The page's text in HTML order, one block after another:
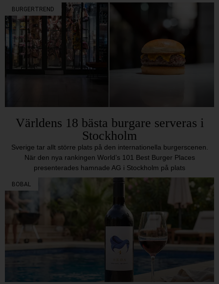
BURGERTREND
Världens 18 bästa burgare serveras i
Stockholm
Sverige tar allt större plats på den internationella burgerscenen.
När den nya rankingen World’s 101 Best Burger Places
presenterades hamnade AG i Stockholm på plats
BOBAL